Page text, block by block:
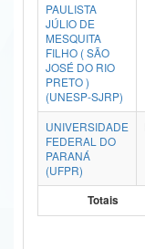
Ministério da Mulher, da
Secretaria-Geral
Secretaria de Governo
Gabinete de Segurança
Advocacia-Geral da União
Banco Central do Brasil
PAULISTA
JÚLIO DE
MESQUITA
FILHO ( SÃO
JOSÉ DO RIO
PRETO )
(UNESP-SJRP)
UNIVERSIDADE
FEDERAL DO
PARANÁ
(UFPR)
Totais